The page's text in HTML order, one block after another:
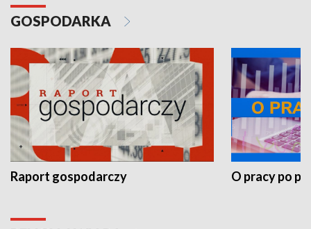
GOSPODARKA
Raport gospodarczy O pracy po